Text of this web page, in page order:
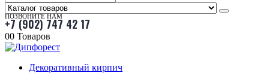
ПОЗВОНИТЕ НАМ
+7 (902) 747 42 17
00 Товаров
Декоративный кирпич